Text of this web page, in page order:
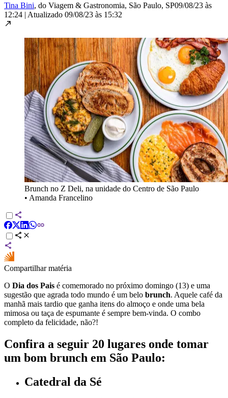
Tina Bini, do Viagem & Gastronomia, São Paulo, SP09/08/23 às
12:24 | Atualizado 09/08/23 às 15:32
Brunch no Z Deli, na unidade do Centro de São Paulo
• Amanda Francelino
Compartilhar matéria
O Dia dos Pais é comemorado no próximo domingo (13) e uma
sugestão que agrada todo mundo é um belo brunch. Aquele café da
manhã mais tardio que ganha itens do almoço e onde uma bela
mimosa ou taça de espumante é sempre bem-vinda. O combo
completo da felicidade, não?!
Confira a seguir 20 lugares onde tomar
um bom brunch em São Paulo:
Catedral da Sé